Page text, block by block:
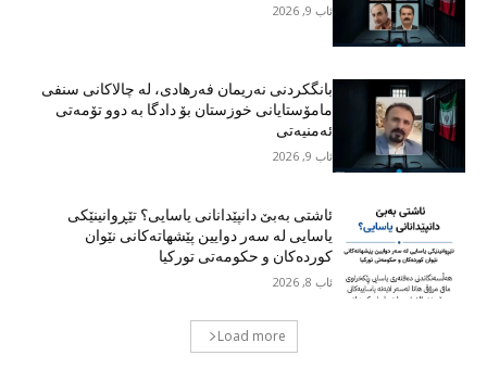
ئاب 9, 2026
بانگکردنی نەریمان فەرهادی، لە چالاکانی سنفی
مامۆستایانی خوزستان بۆ دادگا بە دوو تۆمەتی
ئەمنیەتی
ئاب 9, 2026
ئاشتی بەبێ دانپێدانانی یاسایی؟ تێڕوانینێکی
یاسایی لە سەر دوایین پێشهاتەکانی نێوان
کوردەکان و حکومەتی تورکیا
ئاب 8, 2026
Load more